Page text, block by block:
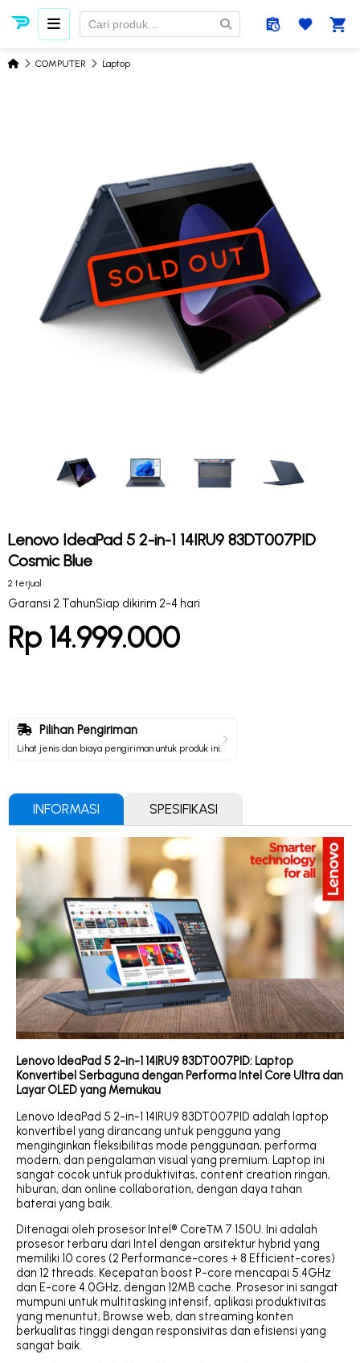
COMPUTER Laptop
SOLD OUT
Lenovo IdeaPad 5 2-in-1 14IRU9 83DT007PID
Cosmic Blue
2 terjual
Garansi 2 TahunSiap dikirim 2-4 hari
Rp 14.999.000
Pilihan Pengiriman
Lihat jenis dan biaya pengiriman untuk produk ini.
INFORMASI SPESIFIKASI
Lenovo IdeaPad 5 2-in-1 14IRU9 83DT007PID: Laptop
Konvertibel Serbaguna dengan Performa Intel Core Ultra dan
Layar OLED yang Memukau
Lenovo IdeaPad 5 2-in-1 14IRU9 83DT007PID adalah laptop
konvertibel yang dirancang untuk pengguna yang
menginginkan fleksibilitas mode penggunaan, performa
modern, dan pengalaman visual yang premium. Laptop ini
sangat cocok untuk produktivitas, content creation ringan,
hiburan, dan online collaboration, dengan daya tahan
baterai yang baik.
Ditenagai oleh prosesor Intel® Core™ 7 150U. Ini adalah
prosesor terbaru dari Intel dengan arsitektur hybrid yang
memiliki 10 cores (2 Performance-cores + 8 Efficient-cores)
dan 12 threads. Kecepatan boost P-core mencapai 5.4GHz
dan E-core 4.0GHz, dengan 12MB cache. Prosesor ini sangat
mumpuni untuk multitasking intensif, aplikasi produktivitas
yang menuntut, Browse web, dan streaming konten
berkualitas tinggi dengan responsivitas dan efisiensi yang
sangat baik.